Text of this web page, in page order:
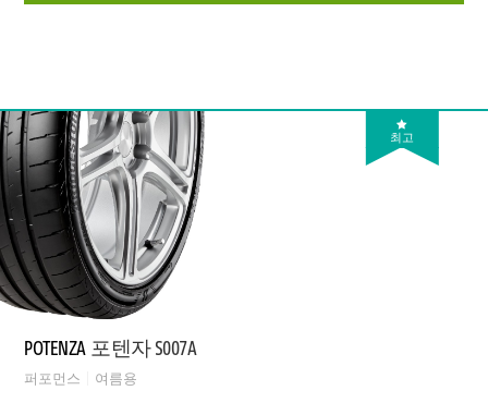
최고
POTENZA 포텐자 S007A
퍼포먼스 여름용